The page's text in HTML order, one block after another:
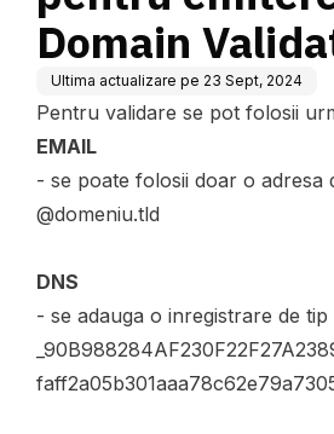
Domain
Ultima actualizare pe 23 Sept, 2024
Pentru validare se pot folosii
EMAIL
- se poate folosii doar o
@domeniu.tld
DNS
- se adauga o inregistrare de